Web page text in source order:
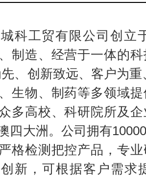
科工贸有限公司创立
制造、经营于一体的
、创新致远、客户为
生物、制药等多领域
多高校、科研院所及
四大洲。公司拥有
格检测把控产品，专
新，可根据客户需求